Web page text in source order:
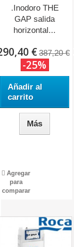
.Inodoro THE
GAP salida
horizontal...
€ 387,20 €
-25%
Añadir al
carrito
Más
Agregar
para
comparar